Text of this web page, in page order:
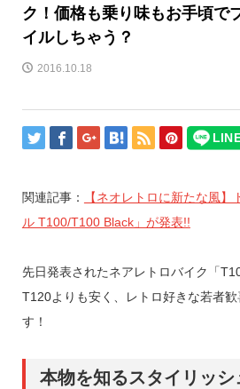
ク！価格も乗り味もお手頃で
イルしちゃう？
2016.10.18
関連記事：
【ネオレトロに新たな風
ル T100/T100 Black」が発表!!
先日発表されたネアレトロバイク「
T120よりも安く、レトロ好きな若者
す！
本物を知るスタイリッ